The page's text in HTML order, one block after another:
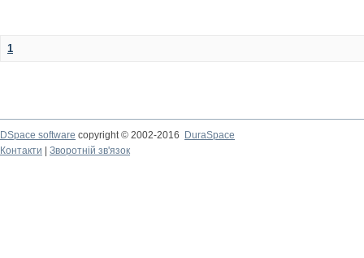
1
DSpace software copyright © 2002-2016
DuraSpace
Контакти
Зворотній зв'язок